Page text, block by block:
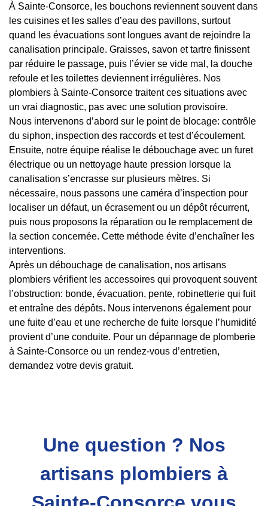
À Sainte-Consorce, les bouchons reviennent souvent dans
les cuisines et les salles d’eau des pavillons, surtout
quand les évacuations sont longues avant de rejoindre la
canalisation principale. Graisses, savon et tartre finissent
par réduire le passage, puis l’évier se vide mal, la douche
refoule et les toilettes deviennent irrégulières. Nos
plombiers à Sainte-Consorce traitent ces situations avec
un vrai diagnostic, pas avec une solution provisoire.
Nous intervenons d’abord sur le point de blocage: contrôle
du siphon, inspection des raccords et test d’écoulement.
Ensuite, notre équipe réalise le débouchage avec un furet
électrique ou un nettoyage haute pression lorsque la
canalisation s’encrasse sur plusieurs mètres. Si
nécessaire, nous passons une caméra d’inspection pour
localiser un défaut, un écrasement ou un dépôt récurrent,
puis nous proposons la réparation ou le remplacement de
la section concernée. Cette méthode évite d’enchaîner les
interventions.
Après un débouchage de canalisation, nos artisans
plombiers vérifient les accessoires qui provoquent souvent
l’obstruction: bonde, évacuation, pente, robinetterie qui fuit
et entraîne des dépôts. Nous intervenons également pour
une fuite d’eau et une recherche de fuite lorsque l’humidité
provient d’une conduite. Pour un dépannage de plomberie
à Sainte-Consorce ou un rendez-vous d’entretien,
demandez votre devis gratuit.
Une question ? Nos
artisans plombiers à